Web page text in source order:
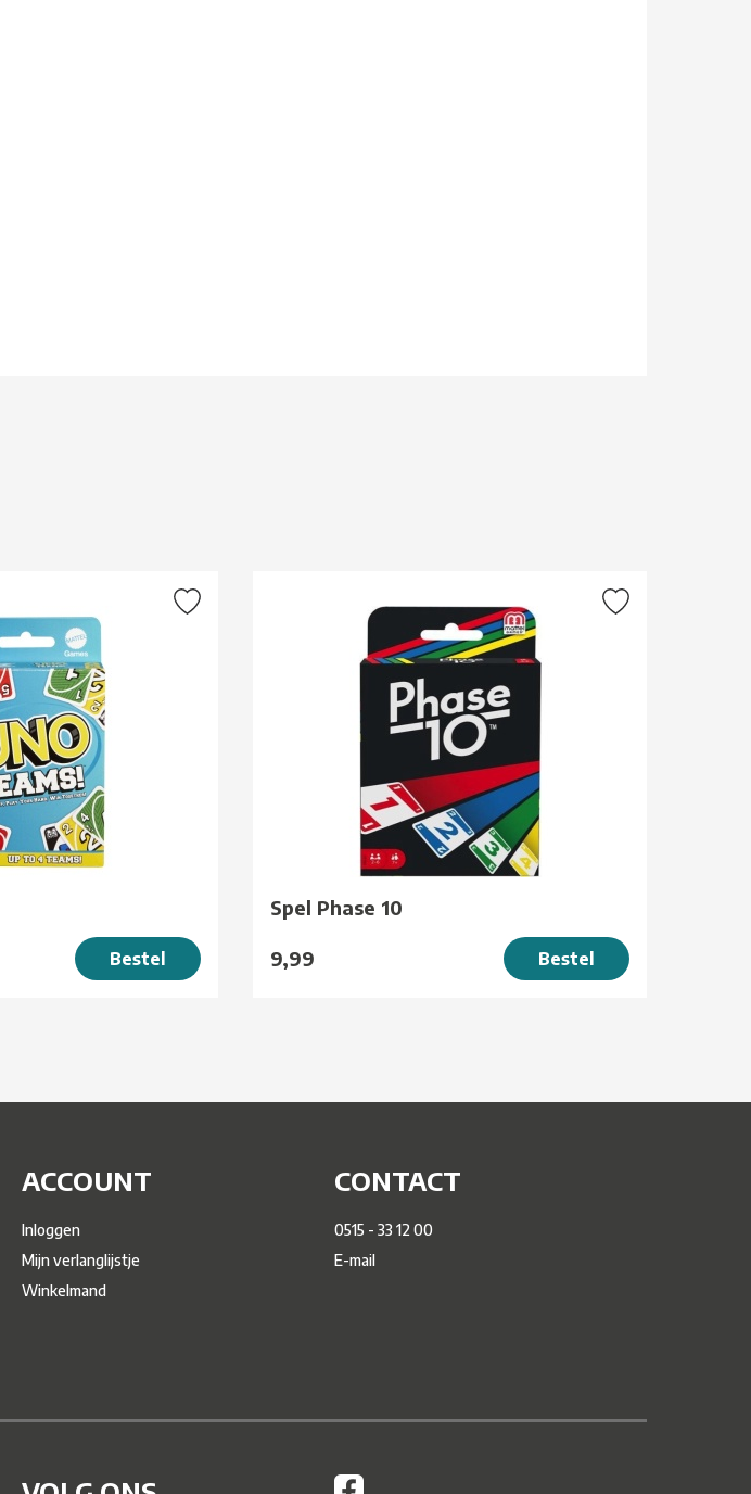
Bestel
Spel Phase 10
9,99 Bestel
ACCOUNT
Inloggen
Mijn verlanglijstje
Winkelmand
CONTACT
0515 - 33 12 00
E-mail